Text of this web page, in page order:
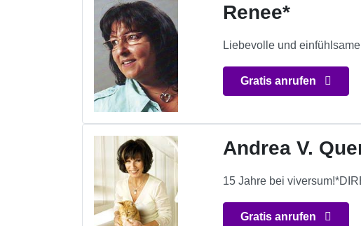
Renee*
Liebevolle und
Gratis anrufen
Andrea V.
15 Jahre bei
Gratis anrufen